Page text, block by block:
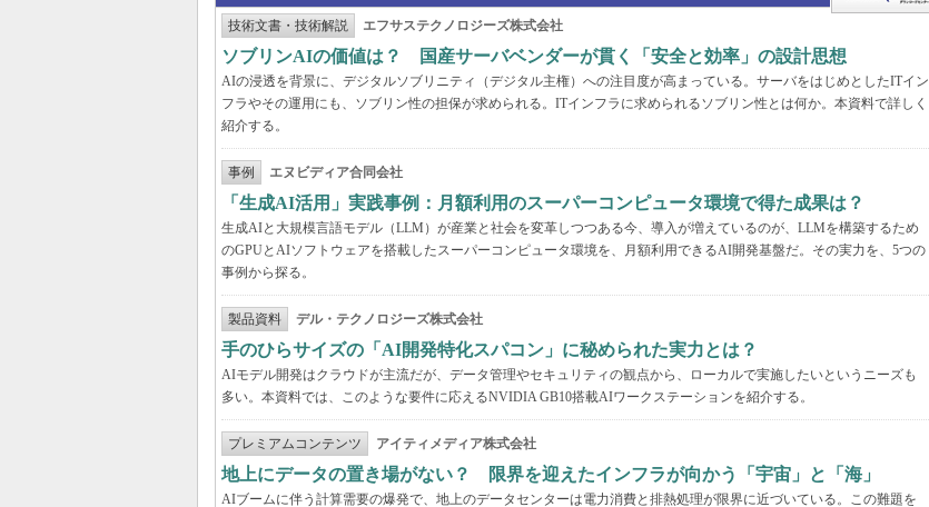
技術文書・技術解説 エフサステクノロジーズ株式会社
ソブリンAIの価値は？ 国産サーバベンダーが貫く「安全と効率」の設計思想
AIの浸透を背景に、デジタルソブリニティ（デジタル主権）への注目度が高まっている。サーバをはじめとしたITイン
フラやその運用にも、ソブリン性の担保が求められる。ITインフラに求められるソブリン性とは何か。本資料で詳しく
紹介する。
事例 エヌビディア合同会社
「生成AI活用」実践事例：月額利用のスーパーコンピュータ環境で得た成果は？
生成AIと大規模言語モデル（LLM）が産業と社会を変革しつつある今、導入が増えているのが、LLMを構築するため
のGPUとAIソフトウェアを搭載したスーパーコンピュータ環境を、月額利用できるAI開発基盤だ。その実力を、5つの
事例から探る。
製品資料 デル・テクノロジーズ株式会社
手のひらサイズの「AI開発特化スパコン」に秘められた実力とは？
AIモデル開発はクラウドが主流だが、データ管理やセキュリティの観点から、ローカルで実施したいというニーズも
多い。本資料では、このような要件に応えるNVIDIA GB10搭載AIワークステーションを紹介する。
プレミアムコンテンツ アイティメディア株式会社
地上にデータの置き場がない？ 限界を迎えたインフラが向かう「宇宙」と「海」
AIブームに伴う計算需要の爆発で、地上のデータセンターは電力消費と排熱処理が限界に近づいている。この難題を